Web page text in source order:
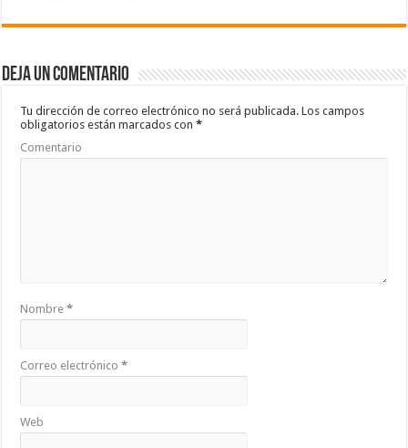
e
b
o
o
k
tt
er
at
sA
p
p
m
ar
ti
Deja un comentario
Tu dirección de correo electrónico no será publicada. Los campos
obligatorios están marcados con*
Comentario
Nombre*
Correo electrónico*
Web